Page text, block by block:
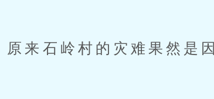
来石岭村的灾难果然是因